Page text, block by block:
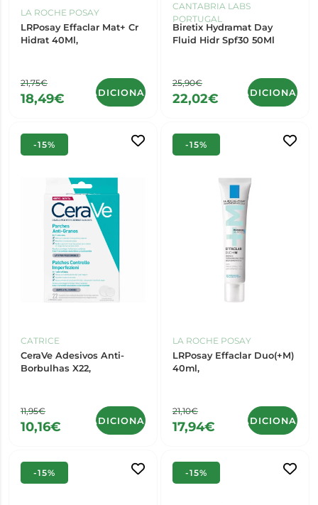
LA ROCHE POSAY
LRPosay Effaclar Mat+ Cr
Hidrat 40Ml,
21,75€
18,49€ ADICIONAR
CANTABRIA LABS
PORTUGAL
Biretix Hydramat Day
Fluid Hidr Spf30 50Ml
25,90€
22,02€ ADICIONAR
-15%
CATRICE
CeraVe Adesivos Anti-
Borbulhas X22,
11,95€
10,16€ ADICIONAR
-15%
LA ROCHE POSAY
LRPosay Effaclar Duo(+M)
40ml,
21,10€
17,94€ ADICIONAR
-15% -15%